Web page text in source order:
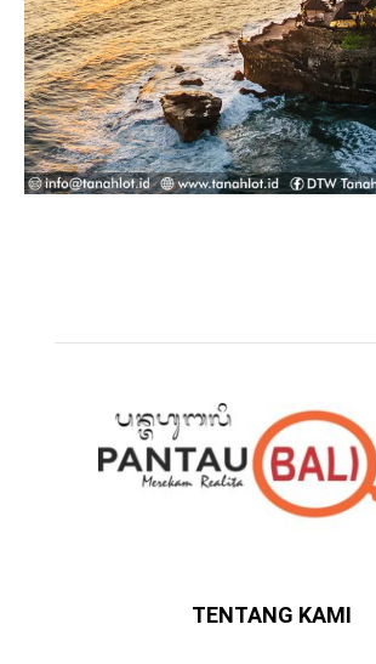
TENTANG KAMI